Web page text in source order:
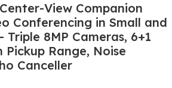
View Companion
Conferencing in Small and
Triple 8MP Cameras, 6+1
Pickup Range, Noise
Canceller